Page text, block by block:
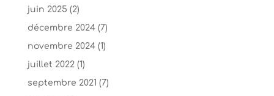
juin 2025 (2)
décembre 2024(7)
novembre 2024(1)
juillet 2022(1)
septembre 2021 (7)